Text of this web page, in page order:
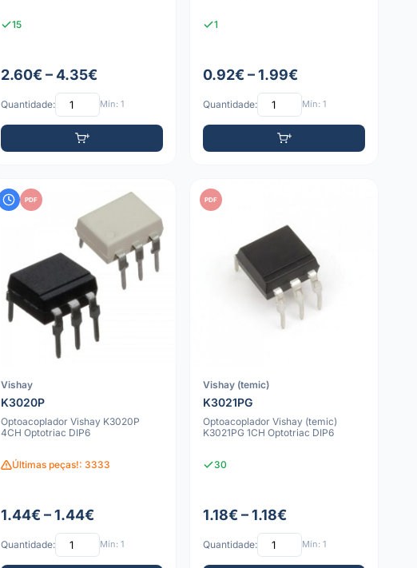
15
2.60€ – 4.35€
Quantidade: Mín: 1
1
0.92€ – 1.99€
Quantidade: Mín: 1
PDF
Vishay
K3020P
Optoacoplador Vishay K3020P
4CH Optotriac DIP6
Últimas peças!: 3333
1.44€ – 1.44€
Quantidade: Mín: 1
PDF
Vishay (temic)
K3021PG
Optoacoplador Vishay (temic)
K3021PG 1CH Optotriac DIP6
30
1.18€ – 1.18€
Quantidade: Mín: 1